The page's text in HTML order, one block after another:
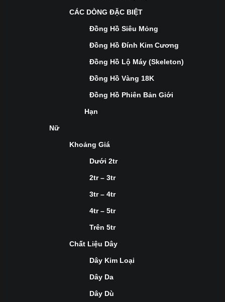
CÁC DÒNG ĐẶC BIỆT
Đồng Hồ Siêu Mỏng
Đồng Hồ Đính Kim Cương
Đồng Hồ Lộ Máy (Skeleton)
Đồng Hồ Vàng 18K
Đồng Hồ Phiên Bản Giới
Hạn
Nữ
Khoảng Giá
Dưới 2tr
2tr – 3tr
3tr – 4tr
4tr – 5tr
Trên 5tr
Chất Liệu Dây
Dây Kim Loại
Dây Da
Dây Dù